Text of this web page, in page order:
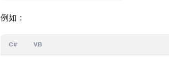
例如：
C# VB